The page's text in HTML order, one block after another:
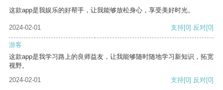
这款app是我娱乐的好帮手，让我能够放松身心，享受美好时光。
2024-02-01 支持[0] 反对[0]
游客
这款app是我学习路上的良师益友，让我能够随时随地学习新知识，拓宽
视野。
2024-02-01
支持[0] 反对[0]